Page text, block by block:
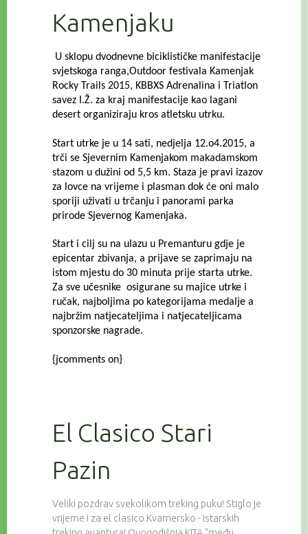
Kamenjaku
U sklopu dvodnevne biciklističke manifestacije
svjetskoga ranga,Outdoor festivala Kamenjak
Rocky Trails 2015, KBBXS Adrenalina i Triatlon
savez I.Ž. za kraj manifestacije kao lagani
desert organiziraju kros atletsku utrku.
Start utrke je u 14 sati, nedjelja 12.o4.2015, a
trči se Sjevernim Kamenjakom makadamskom
stazom u dužini od 5,5 km. Staza je pravi izazov
za lovce na vrijeme i plasman dok će oni malo
sporiji uživati u trčanju i panorami parka
prirode Sjevernog Kamenjaka.
Start i cilj su na ulazu u Premanturu gdje je
epicentar zbivanja, a prijave se zaprimaju na
istom mjestu do 30 minuta prije starta utrke.
Za sve učesnike osigurane su majice utrke i
ručak, najboljima po kategorijama medalje a
najbržim natjecateljima i natjecateljicama
sponzorske nagrade.
{jcomments on}
El Clasico Stari
Pazin
Veliki pozdrav svekolikom treking puku! Stiglo je
vrijeme i za el clasico Kvarnersko - Istarskih